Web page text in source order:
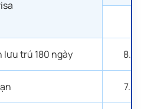
lưu trú 180 ngày